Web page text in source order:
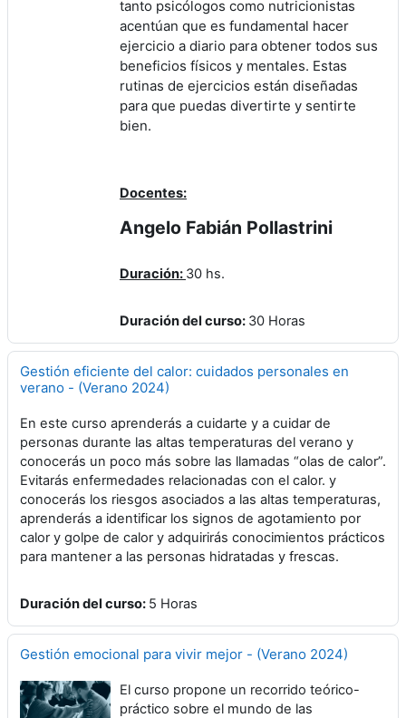
tanto psicólogos como nutricionistas
acentúan que es fundamental hacer
ejercicio a diario para obtener todos sus
beneficios físicos y mentales. Estas
rutinas de ejercicios están diseñadas
para que puedas divertirte y sentirte
bien.
Docentes:
Angelo Fabián Pollastrini
Duración: 30 hs.
Duración del curso: 30 Horas
Gestión eficiente del calor: cuidados personales en
verano - (Verano 2024)
En este curso aprenderás a cuidarte y a cuidar de
personas durante las altas temperaturas del verano y
conocerás un poco más sobre las llamadas “olas de calor”.
Evitarás enfermedades relacionadas con el calor. y
conocerás los riesgos asociados a las altas temperaturas,
aprenderás a identificar los signos de agotamiento por
calor y golpe de calor y adquirirás conocimientos prácticos
para mantener a las personas hidratadas y frescas.
Duración del curso: 5 Horas
Gestión emocional para vivir mejor - (Verano 2024)
El curso propone un recorrido teórico-
práctico sobre el mundo de las